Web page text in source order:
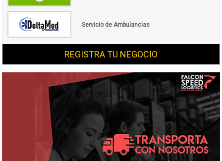
Servicio de Ambulancias
REGISTRA TU NEGOCIO